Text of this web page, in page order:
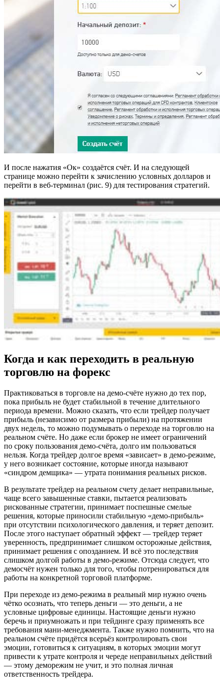
И после нажатия «Ок» создаётся счёт. И на следующей
странице можно перейти к зачислению условных долларов и
перейти в веб-терминал (рис. 9) для тестирования стратегий.
Когда и как переходить в реальную
торговлю на форекс
Практиковаться в торговле на демо-счёте нужно до тех пор,
пока прибыль не будет стабильной в течение длительного
периода времени. Можно сказать, что если трейдер получает
прибыль (независимо от размера прибыли) на протяжении
двух недель, то можно подумывать о переходе на торговлю на
реальном счёте. Но даже если брокер не имеет ограничений
по сроку пользования демо-счёта, долго им пользоваться
нельзя. Когда трейдер долгое время «зависает» в демо-режиме,
у него возникает состояние, которые иногда называют
«синдром демщика» — утрата понимания реальных рисков.
В результате трейдер на реальном счету делает неправильные,
чаще всего завышенные ставки, пытается реализовать
рискованные стратегии, принимает поспешные смелые
решения, которые приносили стабильную «демо-прибыль»
при отсутствии психологического давления, и теряет депозит.
После этого наступает обратный эффект — трейдер теряет
уверенность, предпринимает слишком осторожные действия,
принимает решения с опозданием. И всё это последствия
слишком долгой работы в демо-режиме. Отсюда следует, что
демосчёт нужен только для того, чтобы потренироваться для
работы на конкретной торговой платформе.
При переходе из демо-режима в реальный мир нужно очень
чётко осознать, что теперь деньги — это деньги, а не
условные цифровые единицы. Настоящие деньги нужно
беречь и приумножать и при тейдинге сразу применять все
требования мани-менеджмента. Также нужно помнить, что на
реальном счёте придётся всерьёз контролировать свои
эмоции, готовиться к ситуациям, в которых эмоции могут
привести к утрате контроля и череде неправильных действий
— этому деморежим не учит, и это полная личная
ответственность трейдера.